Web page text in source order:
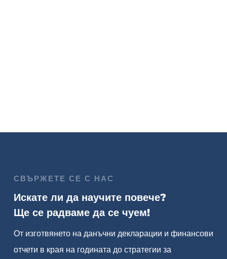
СВЪРЖЕТЕ СЕ С НАС
Искате ли да научите повече?
Ще се радваме да се чуем!
От изготвянето на данъчни декларации и финансови
отчети в края на годината до стратегии за